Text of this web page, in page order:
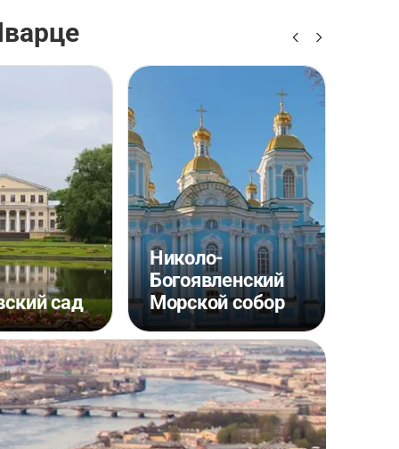
сад
Николо-
Богоявленский
Морской собор